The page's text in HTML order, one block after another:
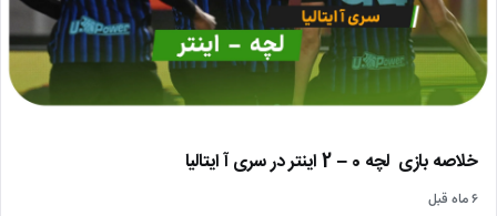
خلاصه بازی لچه 0 – 2 اینتر در سری آ ایتالیا
۶ ماه قبل